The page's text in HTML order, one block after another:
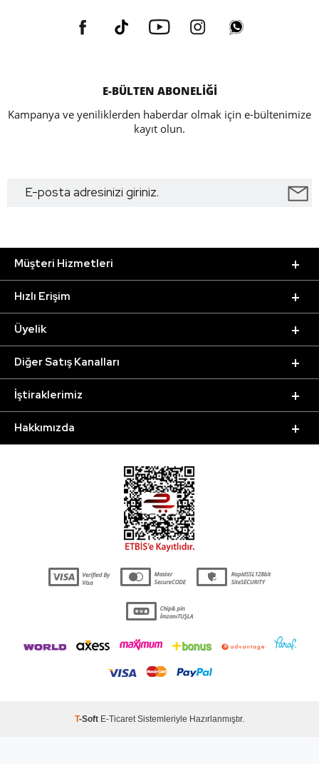
E-BÜLTEN ABONELİĞİ
Kampanya ve yeniliklerden haberdar olmak için e-bültenimize
kayıt olun.
Müşteri Hizmetleri
Hızlı Erişim
Üyelik
Diğer Satış Kanalları
İştiraklerimiz
Hakkımızda
T-Soft E-TicaretSistemleriyle Hazırlanmıştır.